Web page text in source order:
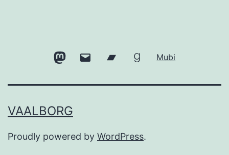
MastodonEmail BandcampGoodreads
Mubi
VAALBORG
Proudly powered by WordPress.